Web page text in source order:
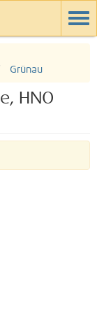
Grünau
HNO